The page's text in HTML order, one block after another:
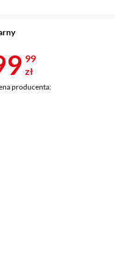
2
99
zł
producenta: